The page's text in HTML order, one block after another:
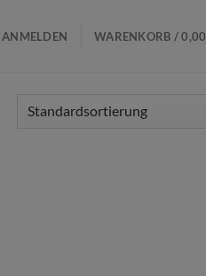
ANMELDEN WARENKORB /0,00